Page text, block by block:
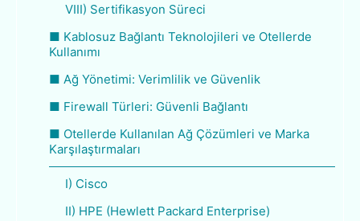
VIII) Sertifikasyon Süreci
■ Kablosuz Bağlantı Teknolojileri ve Otellerde
Kullanımı
■ Ağ Yönetimi: Verimlilik ve Güvenlik
■ Firewall Türleri: Güvenli Bağlantı
■ Otellerde Kullanılan Ağ Çözümleri ve Marka
Karşılaştırmaları
I) Cisco
II) HPE (Hewlett Packard Enterprise)